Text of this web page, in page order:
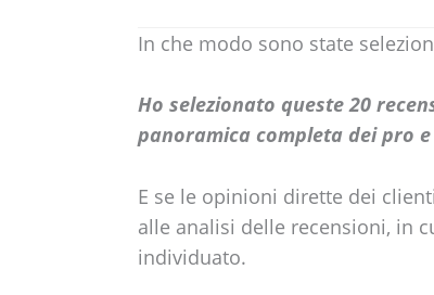
In che modo sono state
Ho selezionato queste 20
panoramica completa dei pro
E se le opinioni dirette dei
alle analisi delle recensioni, in
individuato.